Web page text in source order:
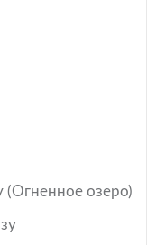
озеро)